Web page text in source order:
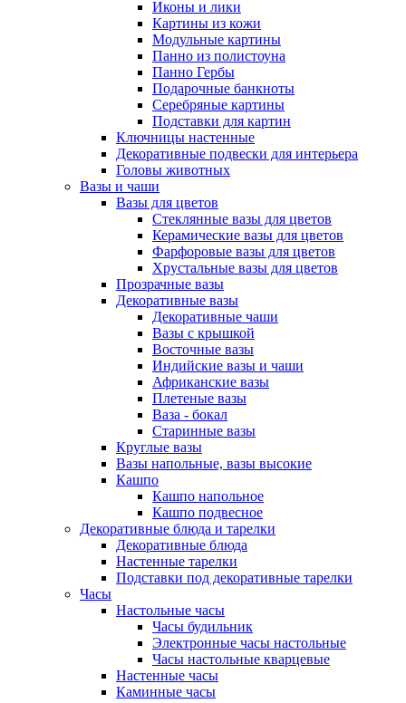
Иконы и лики
Картины из кожи
Модульные картины
Панно из полистоуна
Панно Гербы
Подарочные банкноты
Серебряные картины
Подставки для картин
Ключницы настенные
Декоративные подвески для интерьера
Головы животных
Вазы и чаши
Вазы для цветов
Стеклянные вазы для цветов
Керамические вазы для цветов
Фарфоровые вазы для цветов
Хрустальные вазы для цветов
Прозрачные вазы
Декоративные вазы
Декоративные чаши
Вазы с крышкой
Восточные вазы
Индийские вазы и чаши
Африканские вазы
Плетеные вазы
Ваза - бокал
Старинные вазы
Круглые вазы
Вазы напольные, вазы высокие
Кашпо
Кашпо напольное
Кашпо подвесное
Декоративные блюда и тарелки
Декоративные блюда
Настенные тарелки
Подставки под декоративные тарелки
Часы
Настольные часы
Часы будильник
Электронные часы настольные
Часы настольные кварцевые
Настенные часы
Каминные часы